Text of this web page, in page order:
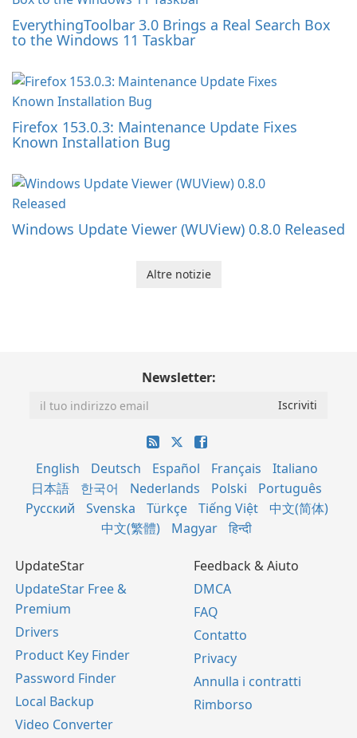
EverythingToolbar 3.0 Brings a Real Search Box
to the Windows 11 Taskbar
Firefox 153.0.3: Maintenance Update Fixes
Known Installation Bug
Windows Update Viewer (WUView) 0.8.0 Released
Altre notizie
Newsletter:
English Deutsch Español Français
Italiano
日本語
한국어 Nederlands Polski
Português
Русский
Svenska Türkçe Tiếng Việt
中文(简体)
中文(繁體)
Magyar हिन्दी
UpdateStar
UpdateStar Free &
Premium
Drivers
Product Key Finder
Password Finder
Local Backup
Video Converter
Feedback & Aiuto
DMCA
FAQ
Contatto
Privacy
Annulla i contratti
Rimborso